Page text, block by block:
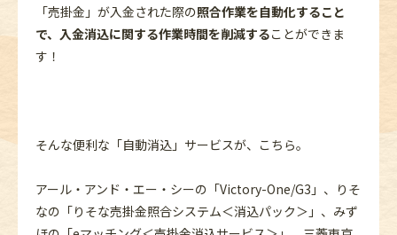
「売掛金」が入金された際の照合作業を自動化すること
で、入金消込に関する作業時間を削減することができま
す！
そんな便利な「自動消込」サービスが、こちら。
アール・アンド・エー・シーの「Victory-One/G3」、りそ
なの「りそな売掛金照合システム＜消込パック＞」、みず